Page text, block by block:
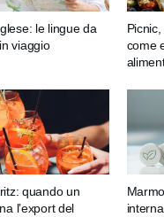
le lingue da
viaggio
come
quando un
l’export del